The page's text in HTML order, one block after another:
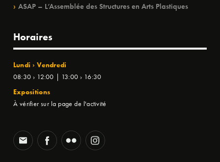
ASAP – L’Assemblée des Structures en Arts Plastiques
Horaires
Lundi › Vendredi
08:30 › 12:00 | 13:00 › 16:30
Expositions
À vérifier sur la page de l'activité